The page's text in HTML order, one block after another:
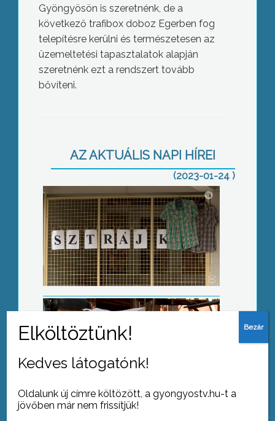
Gyöngyösön is szeretnénk, de a
következő trafibox doboz Egerben fog
telepítésre kerülni és természetesen az
üzemeltetési tapasztalatok alapján
szeretnénk ezt a rendszert tovább
bővíteni.
AZ AKTUÁLIS NAPI HÍREI
(2023-01-24 )
A hatósági fakitermelés is lassult
SMA-s gyerekekért
Kedves látogatónk!
Oldalunk új címre költözött, a gyongyostv.hu-t a
jövőben már nem frissítjük!